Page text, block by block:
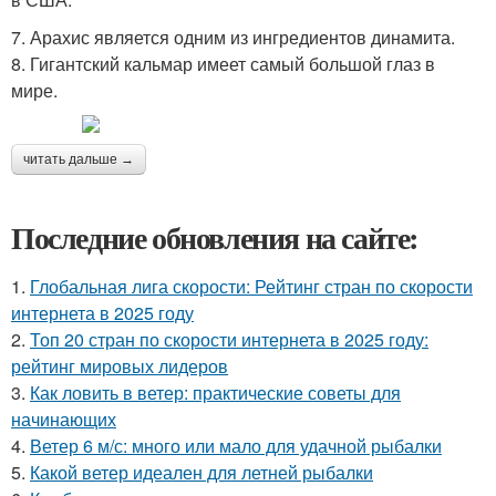
7. Арахис является одним из ингредиентов динамита.
8. Гигантский кальмар имеет самый большой глаз в
мире.
читать дальше →
Последние обновления на сайте:
1. Глобальная лига скорости: Рейтинг стран по скорости
интернета в 2025 году
2. Топ 20 стран по скорости интернета в 2025 году:
рейтинг мировых лидеров
3. Как ловить в ветер: практические советы для
начинающих
4. Ветер 6 м/с: много или мало для удачной рыбалки
5. Какой ветер идеален для летней рыбалки